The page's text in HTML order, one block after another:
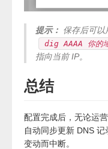
提示： 保存后可以
dig AAAA 你的
指向当前 IP。
总结
配置完成后，无论运
自动同步更新 DNS
变动而中断。